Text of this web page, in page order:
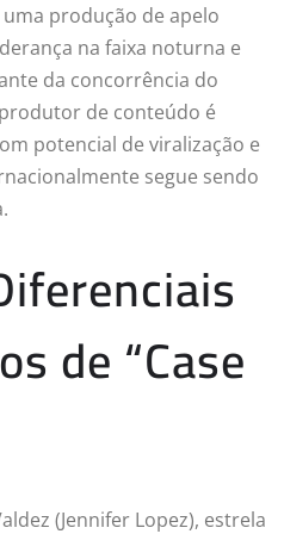
produção de apelo
na faixa noturna e
da concorrência do
de conteúdo é
potencial de viralização e
segue sendo
de “Case
(Jennifer Lopez), estrela